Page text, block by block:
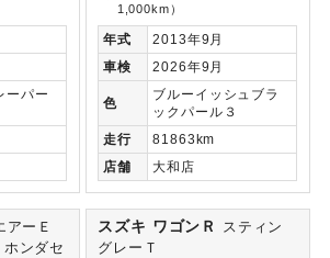
ーパー
1,000km）
年式
2013年9月
車検
2026年9月
色
ブルーイッシュブラ
ックパール３
走行
81863km
店舗
大和店
アーＥ
ンダセ
スズキ ワゴンＲ
スティン
グレーＴ